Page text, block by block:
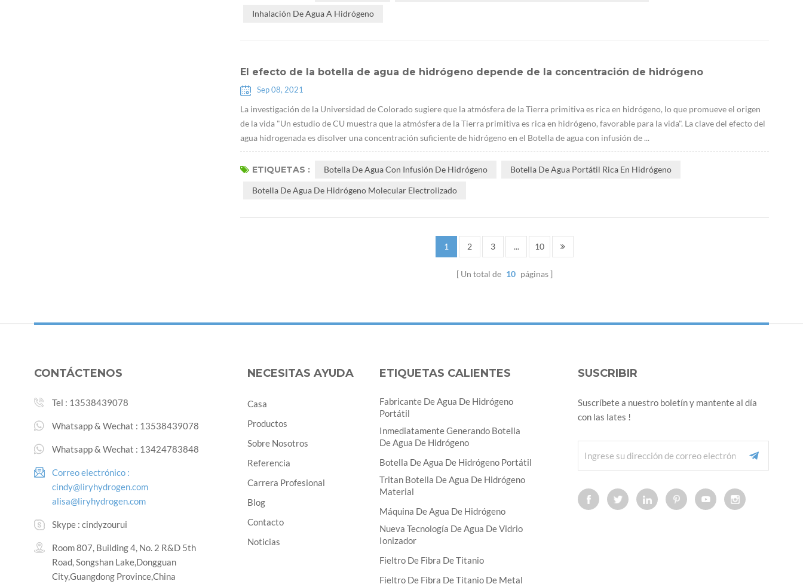
Inhalación De Agua A Hidrógeno
El efecto de la botella de agua de hidrógeno depende de la concentración de hidrógeno
Sep 08, 2021
La investigación de la Universidad de Colorado sugiere que la atmósfera de la Tierra primitiva es rica en hidrógeno, lo que promueve el origen
de la vida "Un estudio de CU muestra que la atmósfera de la Tierra primitiva es rica en hidrógeno, favorable para la vida". La clave del efecto del
agua hidrogenada es disolver una concentración suficiente de hidrógeno en el Botella de agua con infusión de ...
ETIQUETAS : Botella De Agua Con Infusión De Hidrógeno Botella De Agua Portátil Rica En Hidrógeno
Botella De Agua De Hidrógeno Molecular Electrolizado
1 2 3 ... 10
Un total de 10 páginas
CONTÁCTENOS
Tel : 13538439078
Whatsapp & Wechat : 13538439078
Whatsapp & Wechat : 13424783848
Correo electrónico :
cindy@liryhydrogen.com
alisa@liryhydrogen.com
Skype : cindyzourui
Room 807, Building 4, No. 2 R&D 5th
Road, Songshan Lake,Dongguan
City,Guangdong Province,China
SUSCRIBIR
Suscríbete a nuestro boletín y mantente al día
con las lates !
NECESITAS AYUDA
Casa
Productos
Sobre Nosotros
Referencia
Carrera Profesional
Blog
Contacto
Noticias
ETIQUETAS CALIENTES
Fabricante De Agua De Hidrógeno
Portátil
Inmediatamente Generando Botella
De Agua De Hidrógeno
Botella De Agua De Hidrógeno Portátil
Tritan Botella De Agua De Hidrógeno
Material
Máquina De Agua De Hidrógeno
Nueva Tecnología De Agua De Vidrio
Ionizador
Fieltro De Fibra De Titanio
Fieltro De Fibra De Titanio De Metal